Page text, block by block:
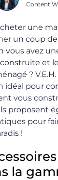
Content
une
un coup
vous avez
et
?
idéal pour
vous
proposent
pour
!
la